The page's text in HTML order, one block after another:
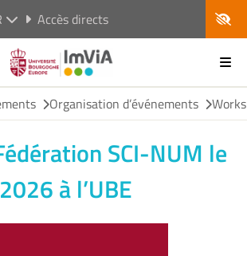
Accès directs
Organisation d’événements
SCI-NUM le
à l’UBE